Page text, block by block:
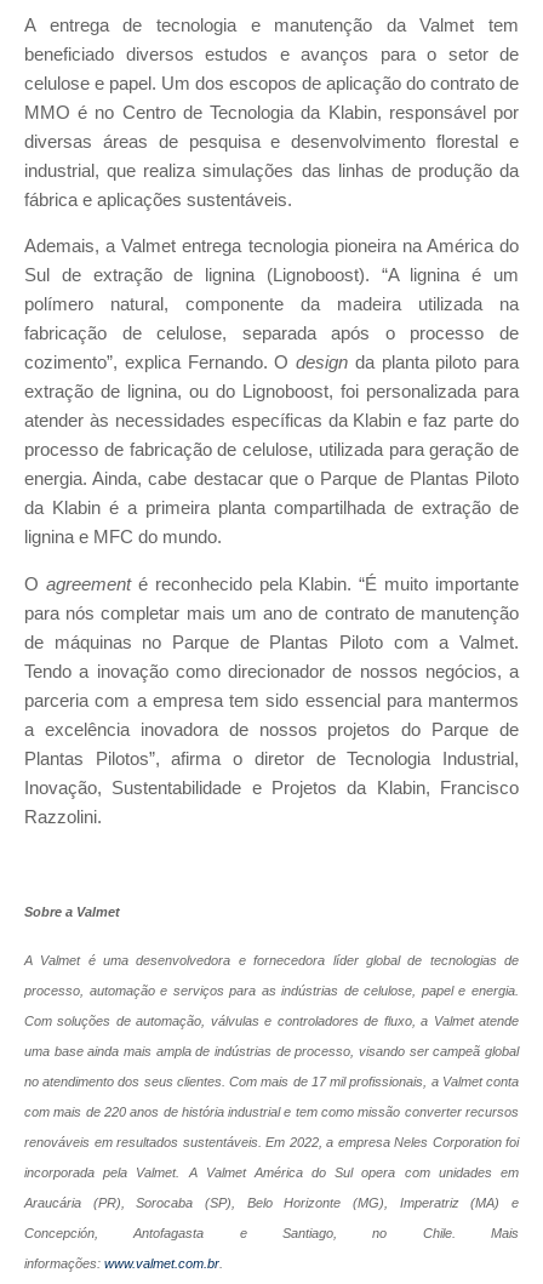
A entrega de tecnologia e manutenção da Valmet tem
beneficiado diversos estudos e avanços para o setor de
celulose e papel. Um dos escopos de aplicação do contrato de
MMO é no Centro de Tecnologia da Klabin, responsável por
diversas áreas de pesquisa e desenvolvimento florestal e
industrial, que realiza simulações das linhas de produção da
fábrica e aplicações sustentáveis.
Ademais, a Valmet entrega tecnologia pioneira na América do
Sul de extração de lignina (Lignoboost). “A lignina é um
polímero natural, componente da madeira utilizada na
fabricação de celulose, separada após o processo de
cozimento”, explica Fernando. O design da planta piloto para
extração de lignina, ou do Lignoboost, foi personalizada para
atender às necessidades específicas da Klabin e faz parte do
processo de fabricação de celulose, utilizada para geração de
energia. Ainda, cabe destacar que o Parque de Plantas Piloto
da Klabin é a primeira planta compartilhada de extração de
lignina e MFC do mundo.
O agreement é reconhecido pela Klabin. “É muito importante
para nós completar mais um ano de contrato de manutenção
de máquinas no Parque de Plantas Piloto com a Valmet.
Tendo a inovação como direcionador de nossos negócios, a
parceria com a empresa tem sido essencial para mantermos
a excelência inovadora de nossos projetos do Parque de
Plantas Pilotos”, afirma o diretor de Tecnologia Industrial,
Inovação, Sustentabilidade e Projetos da Klabin, Francisco
Razzolini.
Sobre a Valmet
A Valmet é uma desenvolvedora e fornecedora líder global de tecnologias de
processo, automação e serviços para as indústrias de celulose, papel e energia.
Com soluções de automação, válvulas e controladores de fluxo, a Valmet atende
uma base ainda mais ampla de indústrias de processo, visando ser campeã global
no atendimento dos seus clientes. Com mais de 17 mil profissionais, a Valmet conta
com mais de 220 anos de história industrial e tem como missão converter recursos
renováveis em resultados sustentáveis. Em 2022, a empresa Neles Corporation foi
incorporada pela Valmet. A Valmet América do Sul opera com unidades em
Araucária (PR), Sorocaba (SP), Belo Horizonte (MG), Imperatriz (MA) e
Concepción, Antofagasta e Santiago, no Chile. Mais
informações: www.valmet.com.br